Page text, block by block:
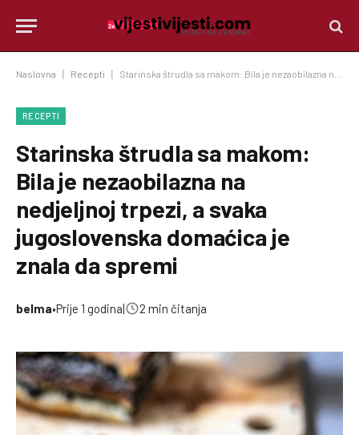
Naslovna Recepti Starinska štrudla sa makom: Bila je nezaobilazna na nedjeljnoj trpezi, a svaka jugoslovenska domaćica je znala da spremi
RECEPTI
Starinska štrudla sa makom:
Bila je nezaobilazna na
nedjeljnoj trpezi, a svaka
jugoslovenska domaćica je
znala da spremi
belma•Prije 1 godina| 2 min čitanja